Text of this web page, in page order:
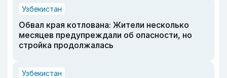
Узбекистан
Обвал края котлована: Жители несколько
месяцев предупреждали об опасности, но
стройка продолжалась
Узбекистан